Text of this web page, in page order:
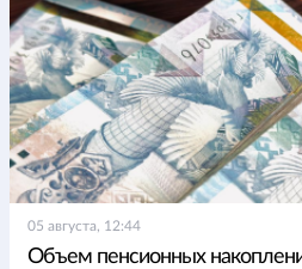
05 августа, 12:44
Объем пенсионных